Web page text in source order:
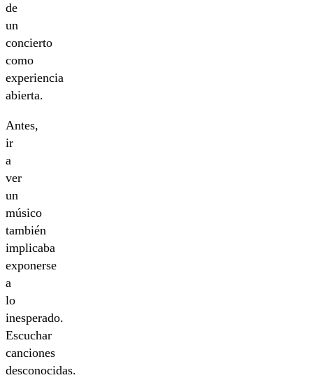
de
un
concierto
como
experiencia
abierta.
Antes,
ir
a
ver
un
músico
también
implicaba
exponerse
a
lo
inesperado.
Escuchar
canciones
desconocidas.